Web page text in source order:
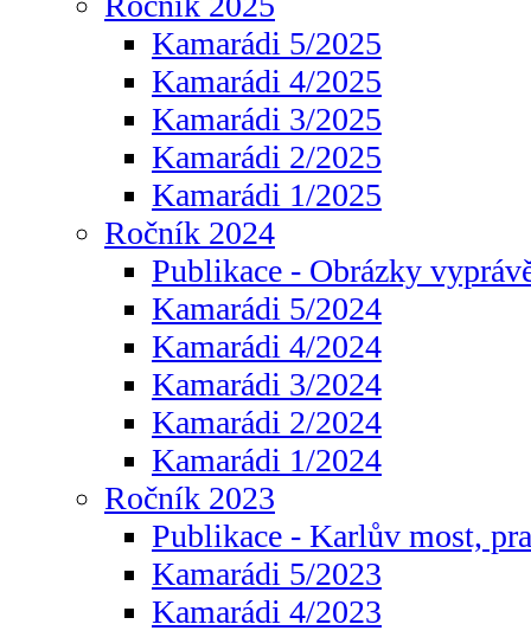
Kamarádi 5/2025
Kamarádi 4/2025
Kamarádi 3/2025
Kamarádi 2/2025
Kamarádi 1/2025
Ročník 2024
Publikace - Obrázky
Kamarádi 5/2024
Kamarádi 4/2024
Kamarádi 3/2024
Kamarádi 2/2024
Kamarádi 1/2024
Ročník 2023
Publikace - Karlův most,
Kamarádi 5/2023
Kamarádi 4/2023